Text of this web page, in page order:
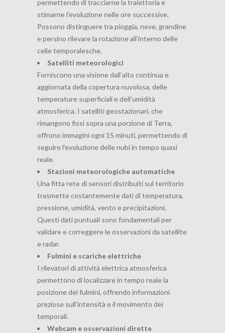
permettendo di tracciarne la traiettoria e
stimarne l’evoluzione nelle ore successive.
Possono distinguere tra pioggia, neve, grandine
e persino rilevare la rotazione all’interno delle
celle temporalesche.
Satelliti meteorologici
Forniscono una visione dall’alto continua e
aggiornata della copertura nuvolosa, delle
temperature superficiali e dell’umidità
atmosferica. I satelliti geostazionari, che
rimangono fissi sopra una porzione di Terra,
offrono immagini ogni 15 minuti, permettendo di
seguire l’evoluzione delle nubi in tempo quasi
reale.
Stazioni meteorologiche automatiche
Una fitta rete di sensori distribuiti sul territorio
trasmette costantemente dati di temperatura,
pressione, umidità, vento e precipitazioni.
Questi dati puntuali sono fondamentali per
validare e correggere le osservazioni da satellite
e radar.
Fulmini e scariche elettriche
I rilevatori di attività elettrica atmosferica
permettono di localizzare in tempo reale la
posizione dei fulmini, offrendo informazioni
preziose sull’intensità e il movimento dei
temporali.
Webcam e osservazioni dirette